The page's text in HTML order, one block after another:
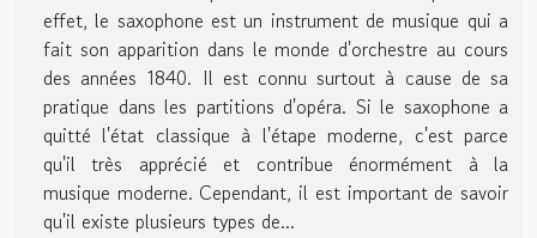
effet, le saxophone est un instrument de musique qui a
fait son apparition dans le monde d'orchestre au cours
des années 1840. Il est connu surtout à cause de sa
pratique dans les partitions d'opéra. Si le saxophone a
quitté l'état classique à l'étape moderne, c'est parce
qu'il très apprécié et contribue énormément à la
musique moderne. Cependant, il est important de savoir
qu'il existe plusieurs types de...